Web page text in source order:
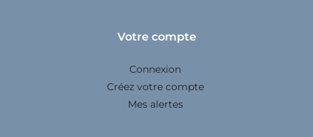
Votre compte
Connexion
Créez votre compte
Mes alertes